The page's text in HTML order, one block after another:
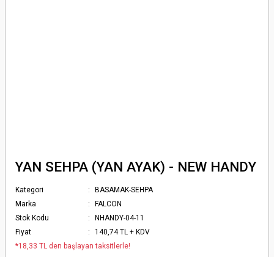
YAN SEHPA (YAN AYAK) - NEW HANDY
Kategori
BASAMAK-SEHPA
Marka
FALCON
Stok Kodu
NHANDY-04-11
Fiyat
140,74 TL + KDV
*18,33 TL den başlayan taksitlerle!